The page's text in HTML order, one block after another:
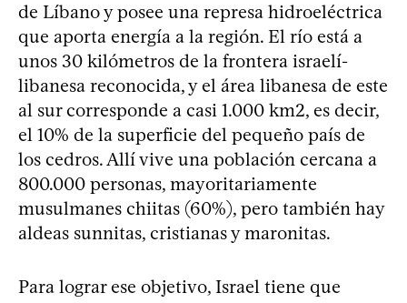
de Líbano y posee una represa hidroeléctrica
que aporta energía a la región. El río está a
unos 30 kilómetros de la frontera israelí-
libanesa reconocida, y el área libanesa de este
al sur corresponde a casi 1.000 km2, es decir,
el 10% de la superficie del pequeño país de
los cedros. Allí vive una población cercana a
800.000 personas, mayoritariamente
musulmanes chiitas (60%), pero también hay
aldeas sunnitas, cristianas y maronitas.
Para lograr ese objetivo, Israel tiene que